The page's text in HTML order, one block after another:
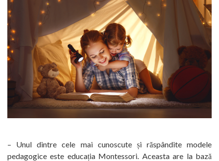
– Unul dintre cele mai cunoscute și răspândite modele
pedagogice este educația Montessori. Aceasta are la bază